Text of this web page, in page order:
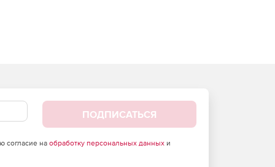
ПОДПИСАТЬСЯ
согласие на обработку персональных данныхи